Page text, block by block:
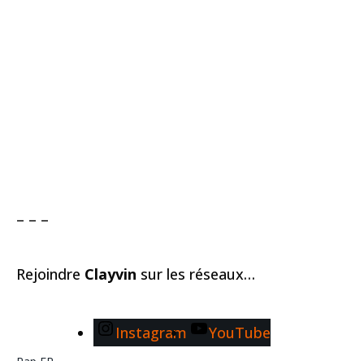
– – –
Rejoindre Clayvin sur les réseaux…
Instagram YouTube